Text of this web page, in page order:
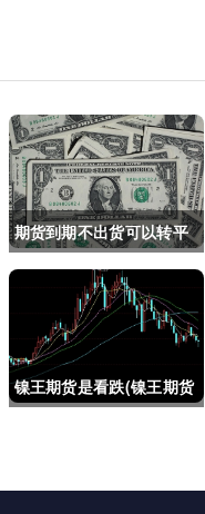
期货到期不出货可以转平
仓吗吗(期货如果到期不平
仓怎么办)
镍王期货是看跌(镍王期货